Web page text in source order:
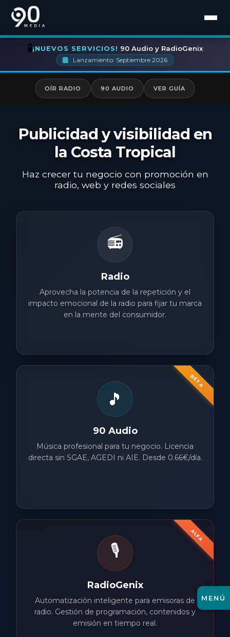
Portada
Radio
90 Audio
Google My Business
Web y Atomatización
🧪¡NUEVOS SERVICIOS! 90 Audio y RadioGenix
Lanzamiento: Septiembre 2026
MENÚ
OÍR RADIO 90 AUDIO VER GUÍA
Publicidad y visibilidad en
la Costa Tropical
Haz crecer tu negocio con promoción en
radio, web y redes sociales
📻
Radio
Aprovecha la potencia de la repetición y el
impacto emocional de la radio para fijar tu marca
en la mente del consumidor.
BETA
🎵
90 Audio
Música profesional para tu negocio. Licencia
directa sin SGAE, AGEDI ni AIE. Desde 0.66€/día.
ALFA
🎙️
RadioGenix
Automatización inteligente para emisoras de
radio. Gestión de programación, contenidos y
emisión en tiempo real.